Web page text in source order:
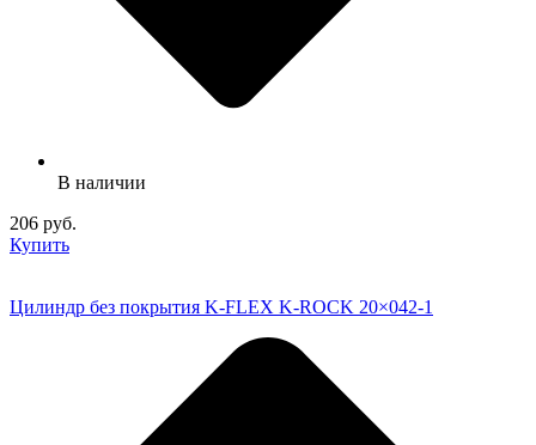
В наличии
206 руб.
Купить
Цилиндр без покрытия K-FLEX K-ROCK 20×042-1